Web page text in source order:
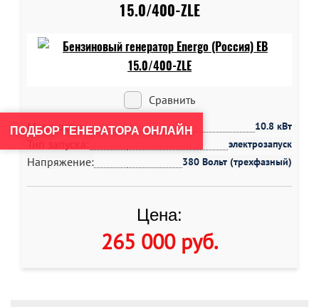
15.0/400-ZLE
Сравнить
Мощность:
10.8 кВт
электрозапуск
Напряжение: 380 Вольт (трехфазный)
Цена:
265 000 руб.
ПОДБОР ГЕНЕРАТОРА ОНЛАЙН